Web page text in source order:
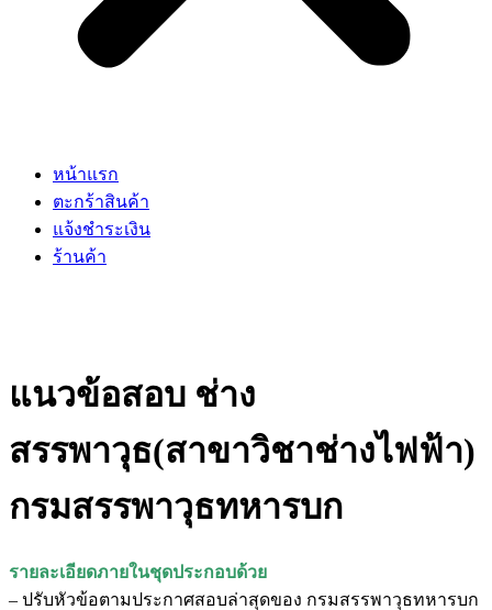
หน้าแรก
ตะกร้าสินค้า
แจ้งชำระเงิน
ร้านค้า
แนวข้อสอบ ช่าง
สรรพาวุธ(สาขาวิชาช่างไฟฟ้า)
กรมสรรพาวุธทหารบก
รายละเอียดภายในชุดประกอบด้วย
– ปรับหัวข้อตามประกาศสอบล่าสุดของ กรมสรรพาวุธทหารบก